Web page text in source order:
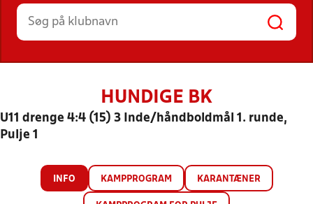
HOLD
HUNDIGE BK
U11 drenge 4:4 (15) 3 Inde/håndboldmål 1. runde,
Pulje 1
INFO KAMPPROGRAM KARANTÆNER